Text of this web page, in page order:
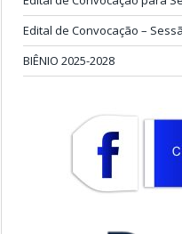
Edital de Convocação –
BIÊNIO 2025-2028